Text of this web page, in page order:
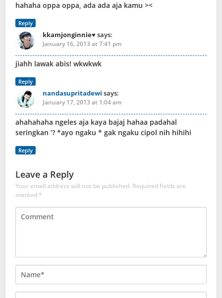
hahaha oppa oppa, ada ada aja kamu ><
Reply
kkamjonginnie♥ says:
January 16, 2013 at 7:41 pm
jiahh lawak abis! wkwkwk
Reply
nandasupritadewi says:
January 17, 2013 at 1:04 am
ahahahaha ngeles aja kaya bajaj hahaa padahal
seringkan ‘? *ayo ngaku * gak ngaku cipol nih hihihi
Reply
Leave a Reply
Your email address will not be published. Required fields are
marked*